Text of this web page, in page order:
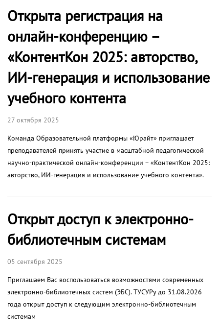
Открыта регистрация на
онлайн-конференцию –
«КонтентКон 2025: авторство,
ИИ-генерация и использование
учебного контента
27 октября 2025
Команда Образовательной платформы «Юрайт» приглашает
преподавателей принять участие в масштабной педагогической
научно-практической онлайн-конференции – «КонтентКон 2025:
авторство, ИИ-генерация и использование учебного контента».
Открыт доступ к электронно-
библиотечным системам
05 сентября 2025
Приглашаем Вас воспользоваться возможностями современных
электронно-библиотечных систем (ЭБС). ТУСУРу до 31.08.2026
года открыт доступ к следующим электронно-библиотечным
системам